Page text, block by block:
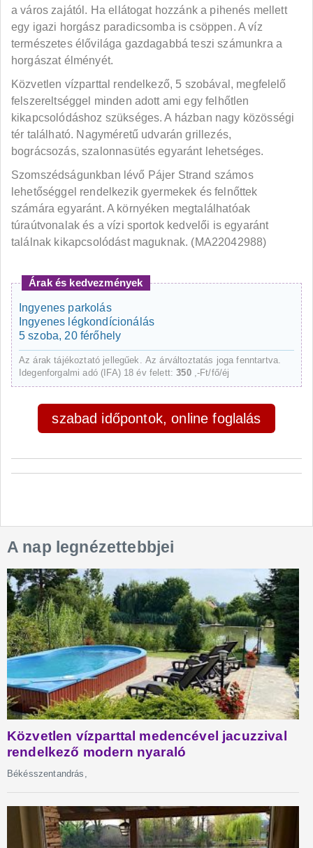
a város zajától. Ha ellátogat hozzánk a pihenés mellett
egy igazi horgász paradicsomba is csöppen. A víz
természetes élővilága gazdagabbá teszi számunkra a
horgászat élményét.
Közvetlen vízparttal rendelkező, 5 szobával, megfelelő
felszereltséggel minden adott ami egy felhőtlen
kikapcsolódáshoz szükséges. A házban nagy közösségi
tér található. Nagyméretű udvarán grillezés,
bográcsozás, szalonnasütés egyaránt lehetséges.
Szomszédságunkban lévő Pájer Strand számos
lehetőséggel rendelkezik gyermekek és felnőttek
számára egyaránt. A környéken megtalálhatóak
túraútvonalak és a vízi sportok kedvelői is egyaránt
találnak kikapcsolódást maguknak. (MA22042988)
Árak és kedvezmények
Ingyenes parkolás
Ingyenes légkondícionálás
5 szoba, 20 férőhely
Az árak tájékoztató jellegűek. Az árváltoztatás joga fenntartva.
Idegenforgalmi adó (IFA) 18 év felett:350 ,-Ft/fő/éj
szabad időpontok, online foglalás
A nap legnézettebbjei